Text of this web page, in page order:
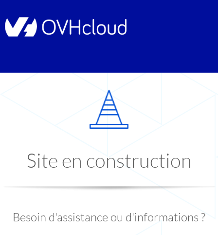
Site en construction
Besoin d'assistance ou d'informations ?